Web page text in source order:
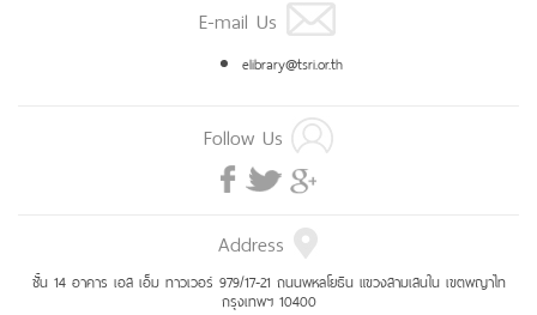
E-mail Us
elibrary@tsri.or.th
Follow Us
Address
ชั้น 14 อาคาร เอส เอ็ม ทาวเวอร์ 979/17-21 ถนนพหลโยธิน แขวงสามเสนใน เขตพญาไท
กรุงเทพฯ 10400